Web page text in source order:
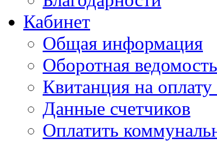
Кабинет
Общая информация
Оборотная ведомость
Квитанция на
Данные счетчиков
Оплатить